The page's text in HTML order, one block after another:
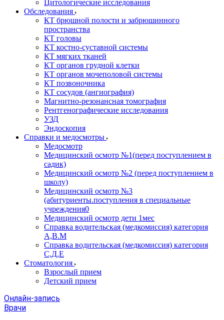
Цитологические исследования
Обследования
КТ брюшной полости и забрюшинного
пространства
КТ головы
КТ костно-суставной системы
КТ мягких тканей
КТ органов грудной клетки
КТ органов мочеполовой системы
КТ позвоночника
КТ сосудов (ангиография)
Магнитно-резонансная томография
Рентгенографические исследования
УЗД
Эндоскопия
Справки и медосмотры
Медосмотр
Медицинский осмотр №1(перед поступлением в
садик)
Медицинский осмотр №2 (перед поступлением в
школу)
Медицинский осмотр №3
(абитуриенты.поступления в специальные
учреждения0
Медицинский осмотр дети 1мес
Справка водительская (медкомиссия) категория
А,В.М
Справка водительская (медкомиссия) категория
С,Д,Е
Стоматология
Взрослый прием
Детский прием
Онлайн-запись
Врачи